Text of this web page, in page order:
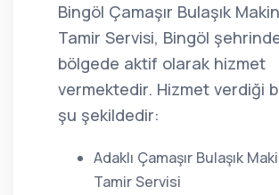
Bingöl Çamaşır Bulaşık
Tamir Servisi, Bingöl
bölgede aktif olarak hizmet
vermektedir. Hizmet verdiği
şu şekildedir:
Adaklı Çamaşır Bulaşık
Tamir Servisi